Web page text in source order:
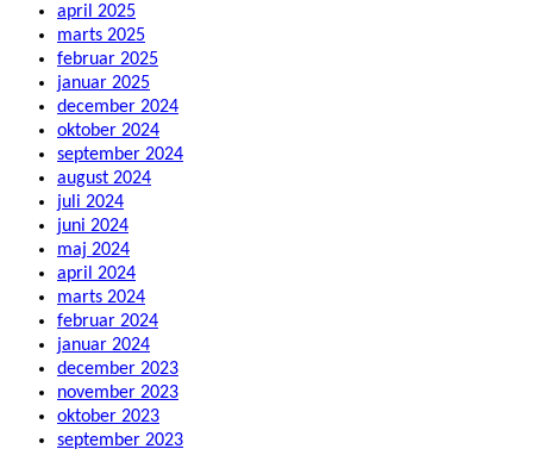
april 2025
marts 2025
februar 2025
januar 2025
december 2024
oktober 2024
september 2024
august 2024
juli 2024
juni 2024
maj 2024
april 2024
marts 2024
februar 2024
januar 2024
december 2023
november 2023
oktober 2023
september 2023